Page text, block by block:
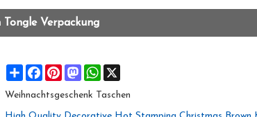
Verpackung
Share FacebookPinterestMastodonWhatsApp
Weihnachtsgeschenk Taschen